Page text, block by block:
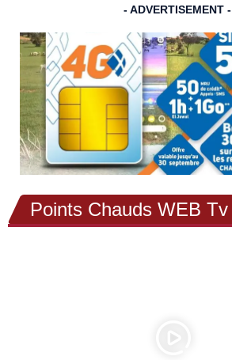
- ADVERTISEMENT -
Points Chauds WEB Tv